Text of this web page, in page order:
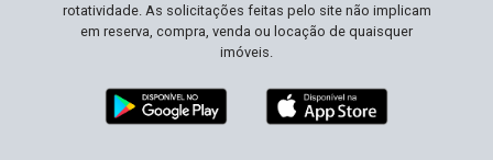
rotatividade. As solicitações feitas pelo site não implicam
em reserva, compra, venda ou locação de quaisquer
imóveis.